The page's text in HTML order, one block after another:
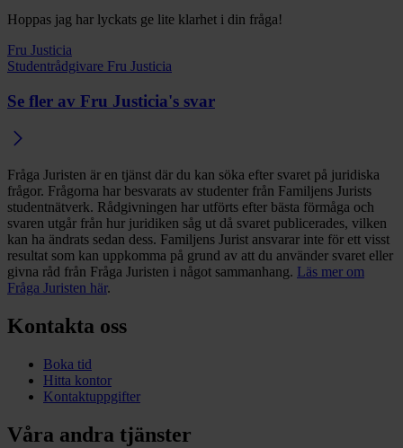
Hoppas jag har lyckats ge lite klarhet i din fråga!
Fru Justicia
Studentrådgivare Fru Justicia
Se fler av Fru Justicia's svar
Fråga Juristen är en tjänst där du kan söka efter svaret på juridiska
frågor. Frågorna har besvarats av studenter från Familjens Jurists
studentnätverk. Rådgivningen har utförts efter bästa förmåga och
svaren utgår från hur juridiken såg ut då svaret publicerades, vilken
kan ha ändrats sedan dess. Familjens Jurist ansvarar inte för ett visst
resultat som kan uppkomma på grund av att du använder svaret eller
givna råd från Fråga Juristen i något sammanhang. Läs mer om
Fråga Juristen här.
Kontakta oss
Boka tid
Hitta kontor
Kontaktuppgifter
Våra andra tjänster